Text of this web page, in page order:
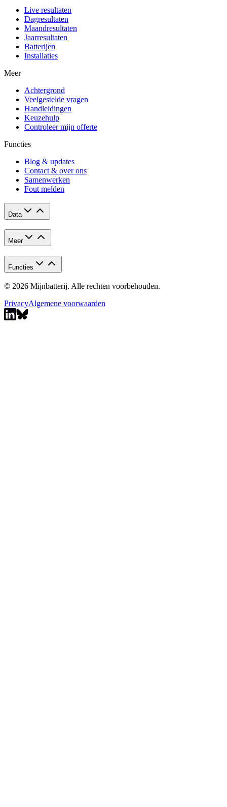
Live resultaten
Dagresultaten
Maandresultaten
Jaarresultaten
Batterijen
Installaties
Meer
Achtergrond
Veelgestelde vragen
Handleidingen
Keuzehulp
Controleer mijn offerte
Functies
Blog & updates
Contact & over ons
Samenwerken
Fout melden
Data
Meer
Functies
© 2026 Mijnbatterij. Alle rechten voorbehouden.
PrivacyAlgemene voorwaarden